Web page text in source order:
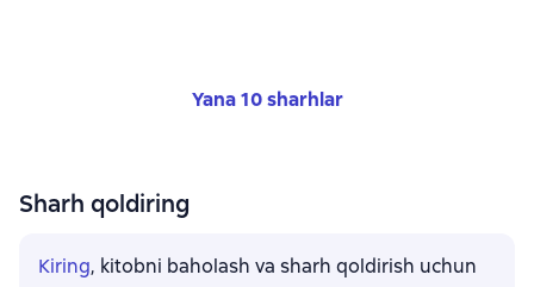
Yana 10 sharhlar
Sharh qoldiring
Kiring, kitobni baholash va sharh qoldirish uchun